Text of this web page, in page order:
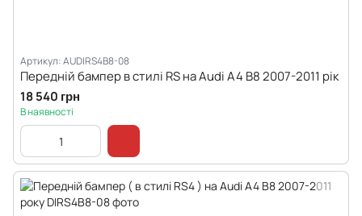
Артикул: AUDIRS4B8-08
Передній бампер в стилі RS на Audi A4 B8 2007-2011 рік
18 540 грн
В наявності